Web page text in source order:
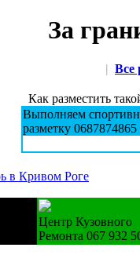
За
| Все
Как разместить
Выполняем
разметку 0687874865
в Кривом Роге
Центр Кузовного
Ремонта 067 932